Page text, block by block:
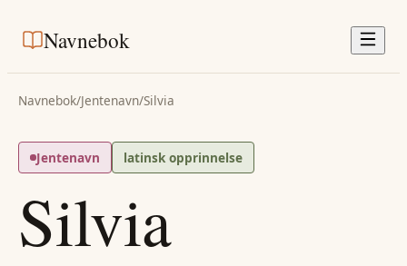
Navnebok
Navnebok/Jentenavn/Silvia
Jentenavn latinsk opprinnelse
Silvia